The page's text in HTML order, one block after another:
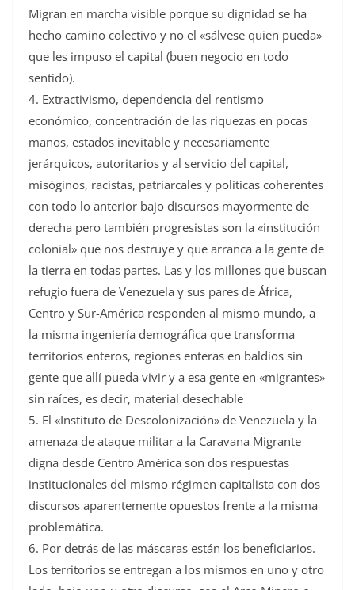
Migran en marcha visible porque su dignidad se ha
hecho camino colectivo y no el «sálvese quien pueda»
que les impuso el capital (buen negocio en todo
sentido).
4. Extractivismo, dependencia del rentismo
económico, concentración de las riquezas en pocas
manos, estados inevitable y necesariamente
jerárquicos, autoritarios y al servicio del capital,
misóginos, racistas, patriarcales y políticas coherentes
con todo lo anterior bajo discursos mayormente de
derecha pero también progresistas son la «institución
colonial» que nos destruye y que arranca a la gente de
la tierra en todas partes. Las y los millones que buscan
refugio fuera de Venezuela y sus pares de África,
Centro y Sur-América responden al mismo mundo, a
la misma ingeniería demográfica que transforma
territorios enteros, regiones enteras en baldíos sin
gente que allí pueda vivir y a esa gente en «migrantes»
sin raíces, es decir, material desechable
5. El «Instituto de Descolonización» de Venezuela y la
amenaza de ataque militar a la Caravana Migrante
digna desde Centro América son dos respuestas
institucionales del mismo régimen capitalista con dos
discursos aparentemente opuestos frente a la misma
problemática.
6. Por detrás de las máscaras están los beneficiarios.
Los territorios se entregan a los mismos en uno y otro